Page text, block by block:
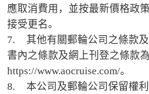
應取消費用，並按最新價格政
接受更名。
7.	其他有關郵輪公司之條款及細則，均以郵輪公司行程
書內之條款及網上刊登之條款
https://www.aocruise.com/。
8.	本公司及郵輪公司保留權利隨時更改以上條款及細